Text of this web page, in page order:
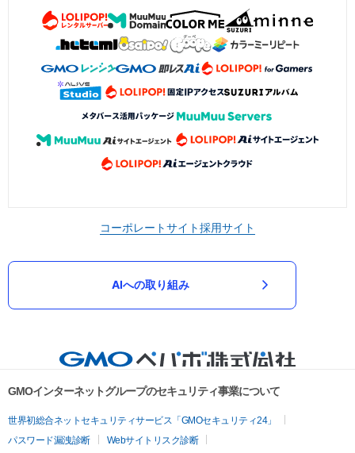
コーポレートサイト採用サイト
AIへの取り組み
GMOインターネットグループのセキュリティ事業について
世界初総合ネットセキュリティサービス「GMOセキュリティ24」
パスワード漏洩診断
Webサイトリスク診断